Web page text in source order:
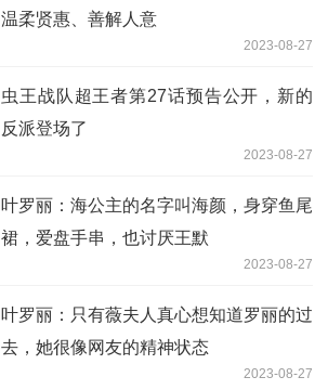
温柔贤惠、善解人意
2023-08-27
虫王战队超王者第27话预告公开，新的
反派登场了
2023-08-27
叶罗丽：海公主的名字叫海颜，身穿鱼尾
裙，爱盘手串，也讨厌王默
2023-08-27
叶罗丽：只有薇夫人真心想知道罗丽的过
去，她很像网友的精神状态
2023-08-27